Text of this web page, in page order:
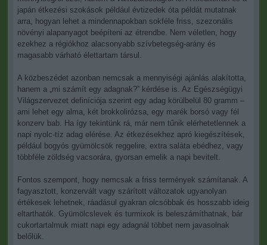
japán étkezési szokások például évtizedek óta példát mutatnak
arra, hogyan lehet a mindennapokban sokféle friss, szezonális
növényi alapanyagot beépíteni az étrendbe. Nem véletlen, hogy
ezekhez a régiókhoz alacsonyabb szívbetegség-arány és
magasabb várható élettartam társul.
A közbeszédet azonban nemcsak a mennyiségi ajánlás alakította,
hanem a „mi számít egy adagnak?” kérdése is. Az Egészségügyi
Világszervezet definíciója szerint egy adag körülbelül 80 gramm –
ami lehet egy alma, két brokkolirózsa, egy marék borsó vagy fél
konzerv bab. Ha így tekintünk rá, már nem tűnik elérhetetlennek a
napi nyolc-tíz adag elérése. Az étkezésekhez apró kiegészítések,
például bogyós gyümölcsök reggelire, extra saláta ebédhez, vagy
többféle zöldség vacsorára, gyorsan emelik a napi bevitelt.
Fontos szempont, hogy nemcsak a friss termények számítanak. A
fagyasztott, konzervált vagy szárított változatok ugyanolyan
értékesek lehetnek, ráadásul gyakran olcsóbbak és hosszabb ideig
eltarthatók. Gyümölcslevek és turmixok is beleszámíthatnak, bár
cukortartalmuk miatt napi egy adagnál többet nem javasolnak
belőlük.